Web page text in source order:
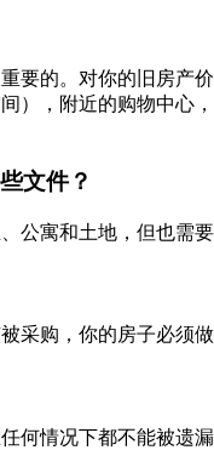
要的。对你的旧房
），附近的购物中
文件？
公寓和土地，但也需
采购，你的房子必须
何情况下都不能被遗